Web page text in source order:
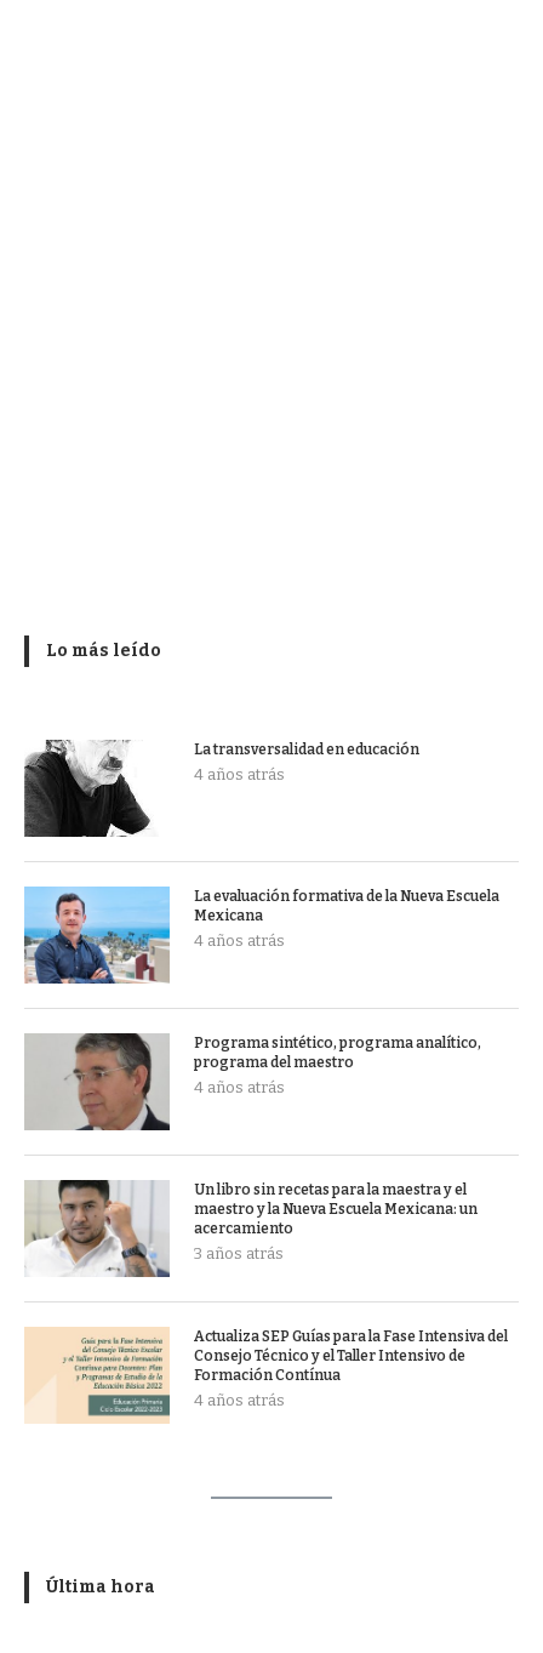
Lo más leído
La transversalidad en educación
4 años atrás
La evaluación formativa de la Nueva Escuela
Mexicana
4 años atrás
Programa sintético, programa analítico,
programa del maestro
4 años atrás
Un libro sin recetas para la maestra y el
maestro y la Nueva Escuela Mexicana: un
acercamiento
3 años atrás
Actualiza SEP Guías para la Fase Intensiva del
Consejo Técnico y el Taller Intensivo de
Formación Contínua
4 años atrás
Última hora